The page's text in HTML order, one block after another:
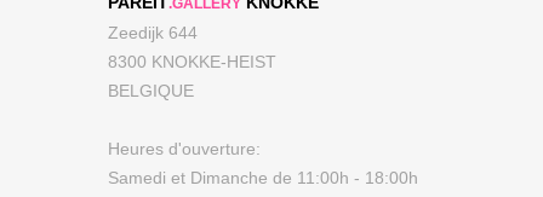
Zeedijk 644
8300 KNOKKE-HEIST
BELGIQUE
Heures d'ouverture:
Samedi et Dimanche de 11:00h - 18:00h